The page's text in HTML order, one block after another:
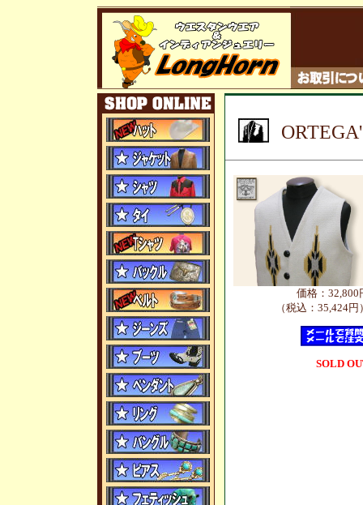
価格：32,800
（税込：35,424円
SOLD